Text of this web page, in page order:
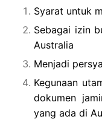
Syarat untuk
Sebagai izin
Australia
Menjadi
Kegunaan
dokumen
yang ada di